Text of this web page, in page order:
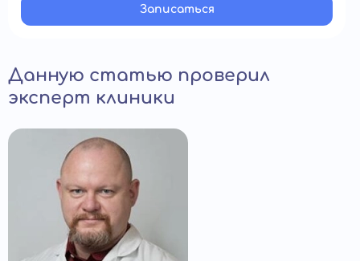
Записатьcя
Данную статью проверил
эксперт клиники